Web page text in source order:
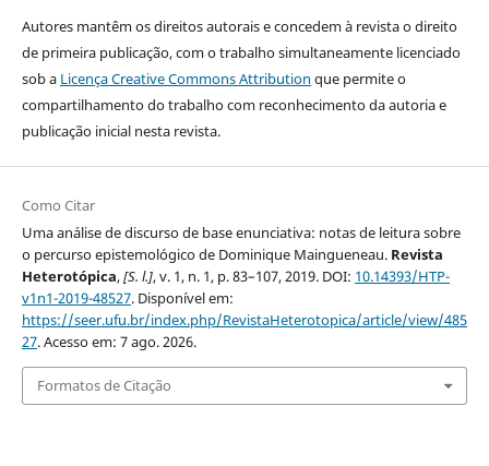
Autores mantêm os direitos autorais e concedem à revista o direito
de primeira publicação, com o trabalho simultaneamente licenciado
sob a Licença Creative Commons Attribution que permite o
compartilhamento do trabalho com reconhecimento da autoria e
publicação inicial nesta revista.
Como Citar
Uma análise de discurso de base enunciativa: notas de leitura sobre
o percurso epistemológico de Dominique Maingueneau. Revista
Heterotópica,[S. l.], v. 1, n. 1, p. 83–107, 2019. DOI: 10.14393/HTP-
v1n1-2019-48527. Disponível em:
https://seer.ufu.br/index.php/RevistaHeterotopica/article/view/485
27. Acesso em: 7 ago. 2026.
Formatos de Citação